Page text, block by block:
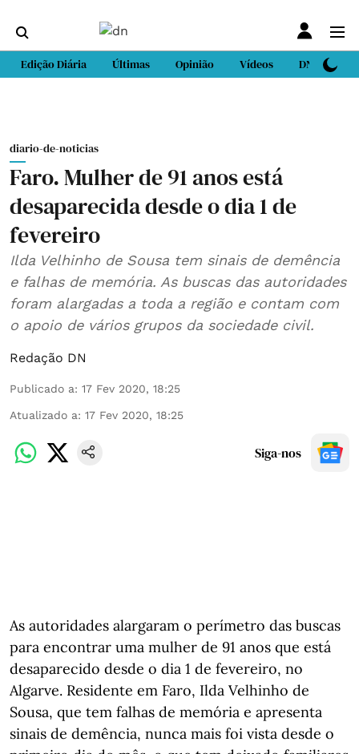
Edição Diária Últimas Opinião Vídeos DN Sport
diario-de-noticias
Faro. Mulher de 91 anos está
desaparecida desde o dia 1 de
fevereiro
Ilda Velhinho de Sousa tem sinais de demência
e falhas de memória. As buscas das autoridades
foram alargadas a toda a região e contam com
o apoio de vários grupos da sociedade civil.
Redação DN
Publicado a: 17 Fev 2020, 18:25
Atualizado a: 17 Fev 2020, 18:25
Siga-nos
As autoridades alargaram o perímetro das buscas
para encontrar uma mulher de 91 anos que está
desaparecido desde o dia 1 de fevereiro, no
Algarve. Residente em Faro, Ilda Velhinho de
Sousa, que tem falhas de memória e apresenta
sinais de demência, nunca mais foi vista desde o